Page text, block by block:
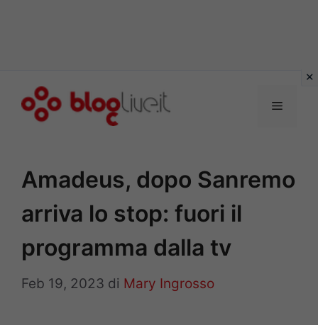
Menu
Amadeus, dopo Sanremo
arriva lo stop: fuori il
programma dalla tv
Feb 19, 2023 di Mary Ingrosso